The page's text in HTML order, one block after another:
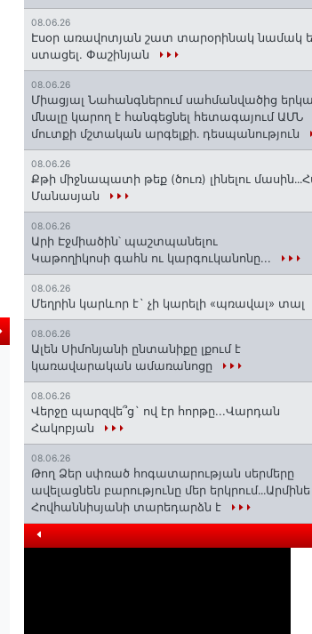
08.06.26
Էսօր առավոտյան շատ տարօրինակ նամակ
ստացել. Փաշինյան
08.06.26
Միացյալ Նահանգներում սահմանվածից
մնալը կարող է հանգեցնել հետագայում ԱՄՆ
մուտքի մշտական արգելքի․ դեսպանություն
08.06.26
Քթի միջնապատի թեք (ծուռ) լինելու
Մանասյան
08.06.26
Արի Էջմիածին՝ պաշտպանելու
Կաթողիկոսի գահն ու կարգուկանոնը...
08.06.26
Մեղրին կարևոր է` չի կարելի «պռավալ» տալ
08.06.26
Ալեն Սիմոնյանի ընտանիքը լքում է
կառավարական ամառանոցը
08.06.26
Վերջը պարզվե՞ց` ով էր հորթը...Վարդան
Հակոբյան
08.06.26
Թող Ձեր սփռած հոգատարության սերմերը
ավելացնեն բարությունը մեր երկրում․․․Արմինե
Հովհաննիսյանի տարեդարձն է